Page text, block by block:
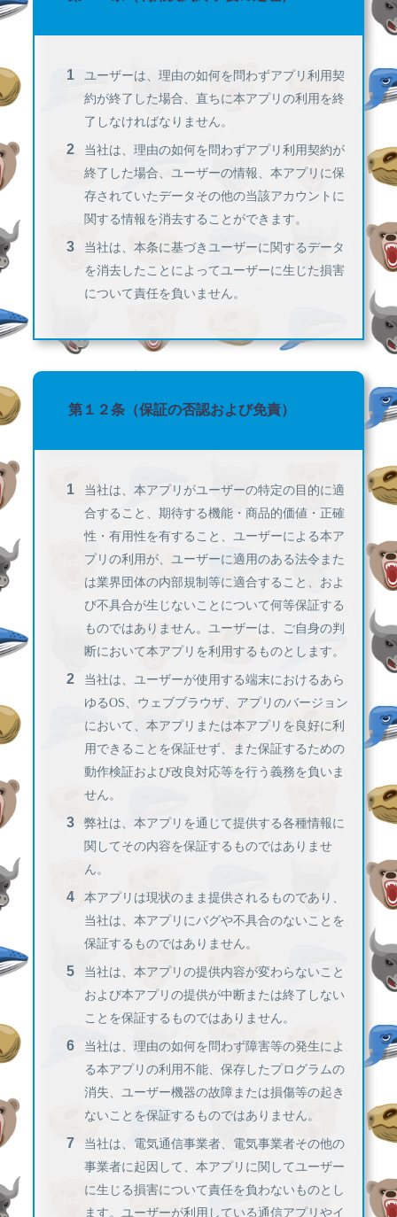
ユーザーは、理由の如何を問わずアプリ利用契
約が終了した場合、直ちに本アプリの利用を終
了しなければなりません。
当社は、理由の如何を問わずアプリ利用契約が
終了した場合、ユーザーの情報、本アプリに保
存されていたデータその他の当該アカウントに
関する情報を消去することができます。
当社は、本条に基づきユーザーに関するデータ
を消去したことによってユーザーに生じた損害
について責任を負いません。
第１２条（保証の否認および免責）
当社は、本アプリがユーザーの特定の目的に適
合すること、期待する機能・商品的価値・正確
性・有用性を有すること、ユーザーによる本ア
プリの利用が、ユーザーに適用のある法令また
は業界団体の内部規制等に適合すること、およ
び不具合が生じないことについて何等保証する
ものではありません。ユーザーは、ご自身の判
断において本アプリを利用するものとします。
当社は、ユーザーが使用する端末におけるあら
ゆるOS、ウェブブラウザ、アプリのバージョン
において、本アプリまたは本アプリを良好に利
用できることを保証せず、また保証するための
動作検証および改良対応等を行う義務を負いま
せん。
弊社は、本アプリを通じて提供する各種情報に
関してその内容を保証するものではありませ
ん。
本アプリは現状のまま提供されるものであり、
当社は、本アプリにバグや不具合のないことを
保証するものではありません。
当社は、本アプリの提供内容が変わらないこと
および本アプリの提供が中断または終了しない
ことを保証するものではありません。
当社は、理由の如何を問わず障害等の発生によ
る本アプリの利用不能、保存したプログラムの
消失、ユーザー機器の故障または損傷等の起き
ないことを保証するものではありません。
当社は、電気通信事業者、電気事業者その他の
事業者に起因して、本アプリに関してユーザー
に生じる損害について責任を負わないものとし
ます。ユーザーが利用している通信アプリやイ